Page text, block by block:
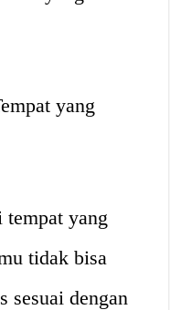
yang
yang
tidak bisa
sesuai dengan